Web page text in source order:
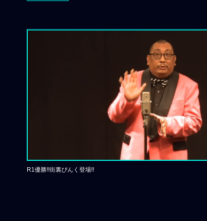
R1優勝!!街裏ぴんく登場!!